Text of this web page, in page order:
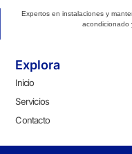
Expertos en instalaciones y
acondicionado
Explora
Inicio
Servicios
Contacto